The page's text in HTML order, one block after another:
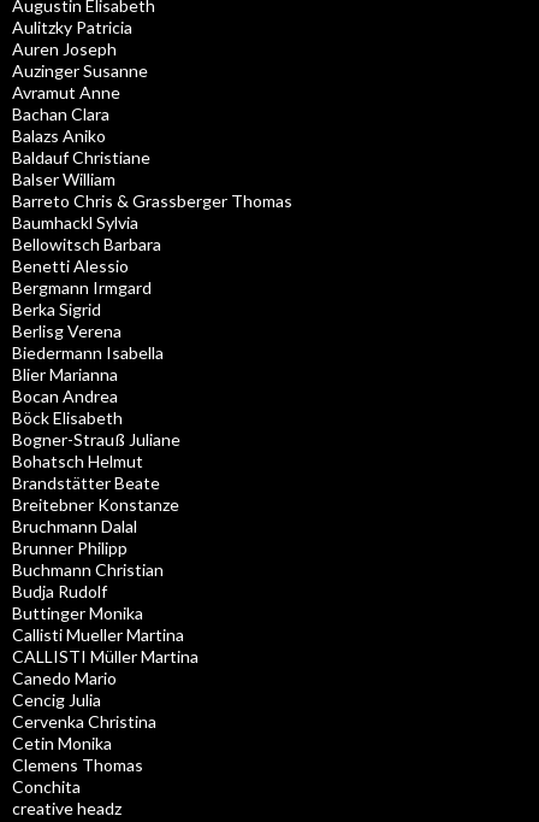
Augustin Elisabeth
Aulitzky Patricia
Auren Joseph
Auzinger Susanne
Avramut Anne
Bachan Clara
Balazs Aniko
Baldauf Christiane
Balser William
Barreto Chris & Grassberger Thomas
Baumhackl Sylvia
Bellowitsch Barbara
Benetti Alessio
Bergmann Irmgard
Berka Sigrid
Berlisg Verena
Biedermann Isabella
Blier Marianna
Bocan Andrea
Böck Elisabeth
Bogner-Strauß Juliane
Bohatsch Helmut
Brandstätter Beate
Breitebner Konstanze
Bruchmann Dalal
Brunner Philipp
Buchmann Christian
Budja Rudolf
Buttinger Monika
Callisti Mueller Martina
CALLISTI Müller Martina
Canedo Mario
Cencig Julia
Cervenka Christina
Cetin Monika
Clemens Thomas
Conchita
creative headz